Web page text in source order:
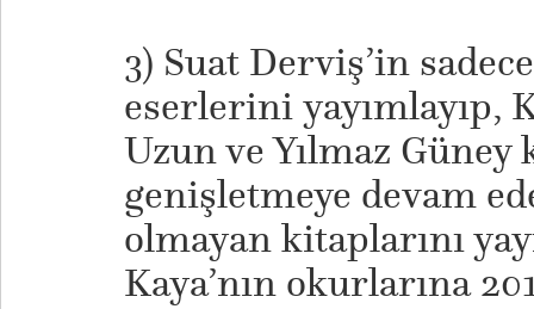
3) Suat Derviş’in
eserlerini yayımlayıp,
Uzun ve Yılmaz Güney
genişletmeye devam
olmayan kitaplarını
Kaya’nın okurlarına